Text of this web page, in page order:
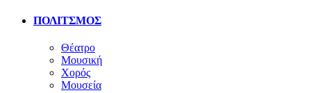
ΠΟΛΙΤΣΜΟΣ
Θέατρο
Μουσική
Χορός
Μουσεία